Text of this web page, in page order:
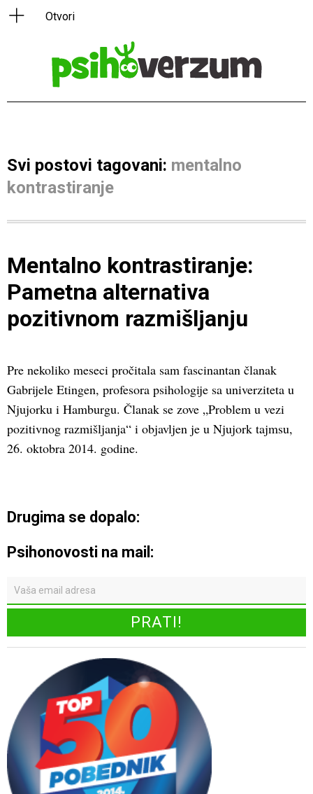
Svi postovi tagovani: mentalno
kontrastiranje
Mentalno kontrastiranje:
Pametna alternativa
pozitivnom razmišljanju
Pre nekoliko meseci pročitala sam fascinantan članak
Gabrijele Etingen, profesora psihologije sa univerziteta u
Njujorku i Hamburgu. Članak se zove „Problem u vezi
pozitivnog razmišljanja“ i objavljen je u Njujork tajmsu,
26. oktobra 2014. godine.
Drugima se dopalo:
Psihonovosti na mail: